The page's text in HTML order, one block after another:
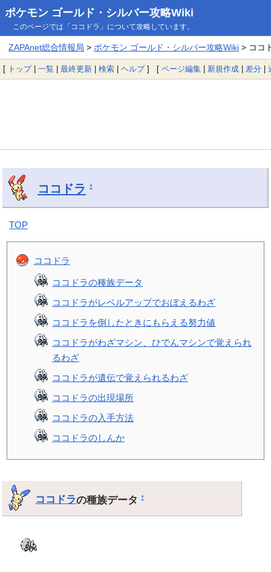
ポケモン ゴールド・シルバー攻略Wiki
このページでは「ココドラ」について攻略しています。
ZAPAnet総合情報局 > ポケモン ゴールド・シルバー攻略Wiki> ココ
[ トップ| 一覧 | 最終更新 | 検索 | ヘルプ] [ ページ編集 | 新規作成 | 差分 |
ココドラ †
TOP
ココドラ
ココドラの種族データ
ココドラがレベルアップでおぼえるわざ
ココドラを倒したときにもらえる努力値
ココドラがわざマシン、ひでんマシンで覚えられ
るわざ
ココドラが遺伝で覚えられるわざ
ココドラの出現場所
ココドラの入手方法
ココドラのしんか
ココドラの種族データ†